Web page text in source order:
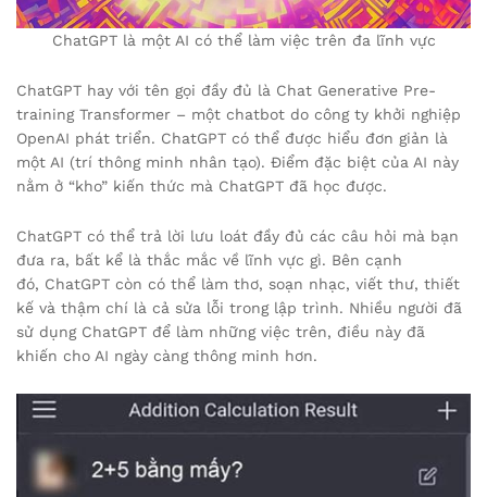
ChatGPT là một AI có thể làm việc trên đa lĩnh vực
ChatGPT hay với tên gọi đầy đủ là Chat Generative Pre-
training Transformer – một chatbot do công ty khởi nghiệp
OpenAI phát triển. ChatGPT có thể được hiểu đơn giản là
một AI (trí thông minh nhân tạo). Điểm đặc biệt của AI này
nằm ở “kho” kiến thức mà ChatGPT đã học được.
ChatGPT có thể trả lời lưu loát đầy đủ các câu hỏi mà bạn
đưa ra, bất kể là thắc mắc về lĩnh vực gì. Bên cạnh
đó, ChatGPT còn có thể làm thơ, soạn nhạc, viết thư, thiết
kế và thậm chí là cả sửa lỗi trong lập trình. Nhiều người đã
sử dụng ChatGPT để làm những việc trên, điều này đã
khiến cho AI ngày càng thông minh hơn.